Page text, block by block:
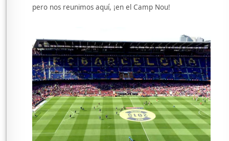
pero nos reunimos aquí, ¡en el Camp Nou!